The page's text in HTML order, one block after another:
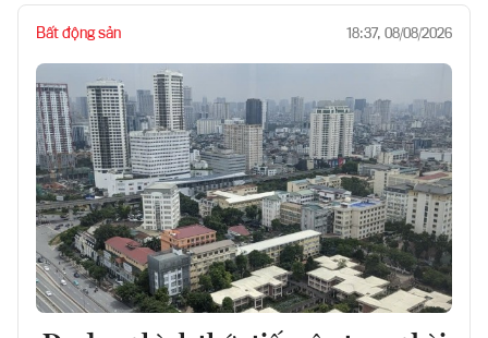
Bất động sản 18:37, 08/08/2026